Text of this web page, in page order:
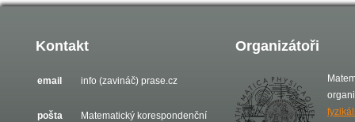
Kontakt
email info (zavináč) prase.cz
pošta
Matematický korespondenční
Organizátoři